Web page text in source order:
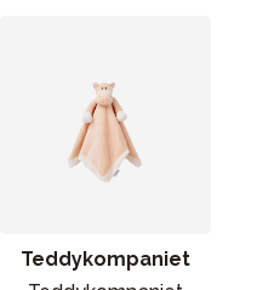
Teddykompaniet